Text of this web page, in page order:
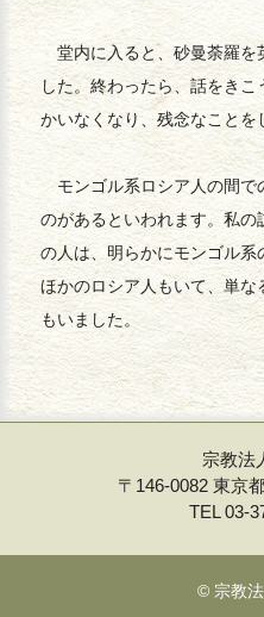
堂内に入ると、砂曼荼羅を
した。終わったら、話をき
かいなくなり、残念なことを
モンゴル系ロシア人の間で
のがあるといわれます。私
の人は、明らかにモンゴル
ほかのロシア人もいて、単
もいました。
宗教法
〒146-0082 東京
TEL 03-
© 宗教